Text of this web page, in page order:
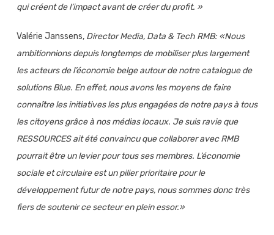
qui créent de l’impact avant de créer du profit. »
Valérie Janssens, Director Media, Data & Tech RMB: «Nous
ambitionnions depuis longtemps de mobiliser plus largement
les acteurs de l’économie belge autour de notre catalogue de
solutions Blue. En effet, nous avons les moyens de faire
connaître les initiatives les plus engagées de notre pays à tous
les citoyens grâce à nos médias locaux. Je suis ravie que
RESSOURCES ait été convaincu que collaborer avec RMB
pourrait être un levier pour tous ses membres. L’économie
sociale et circulaire est un pilier prioritaire pour le
développement futur de notre pays, nous sommes donc très
fiers de soutenir ce secteur en plein essor.»